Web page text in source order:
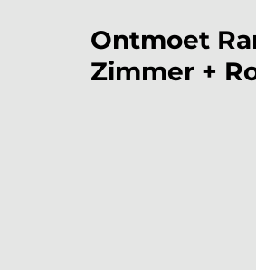
Ontmoet
Zimmer +